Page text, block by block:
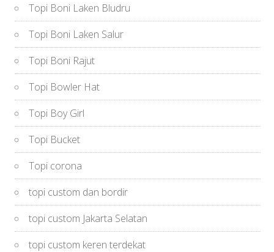
Topi Boni Laken Bludru
Topi Boni Laken Salur
Topi Boni Rajut
Topi Bowler Hat
Topi Boy Girl
Topi Bucket
Topi corona
topi custom dan bordir
topi custom Jakarta Selatan
topi custom keren terdekat